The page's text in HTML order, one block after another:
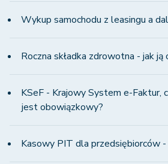
Wykup samochodu z leasingu a
Roczna składka zdrowotna - jak ją
KSeF - Krajowy System e-Faktur,
jest obowiązkowy?
Kasowy PIT dla przedsiębiorców